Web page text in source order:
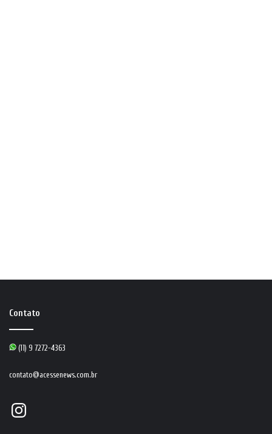
Contato
(11) 9 7272-4363
contato@acessenews.com.br
Instagram